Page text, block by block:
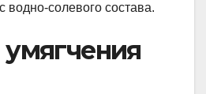
водно-солевого состава.